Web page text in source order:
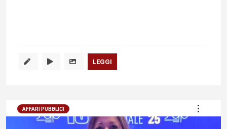
LEGGI
AFFARI PUBBLICI